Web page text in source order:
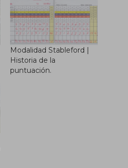
Modalidad Stableford |
Historia de la
puntuación.